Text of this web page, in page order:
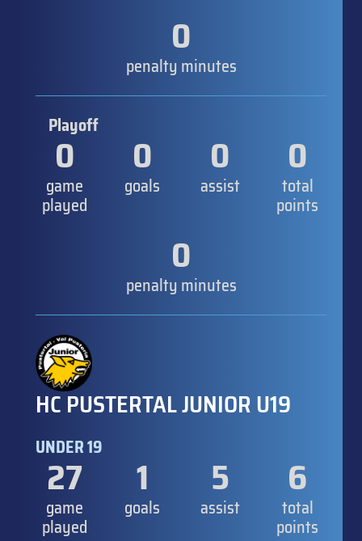
0
penalty minutes
Playoff
0
game
played
0
goals
0
assist
0
total
points
0
penalty minutes
HC PUSTERTAL JUNIOR U19
UNDER 19
27
game
played
1
goals
5
assist
6
total
points